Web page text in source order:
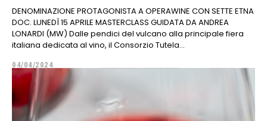
DENOMINAZIONE PROTAGONISTA A OPERAWINE CON SETTE ETNA
DOC. LUNEDÌ 15 APRILE MASTERCLASS GUIDATA DA ANDREA
LONARDI (MW) Dalle pendici del vulcano alla principale fiera
italiana dedicata al vino, il Consorzio Tutela...
04/04/2024